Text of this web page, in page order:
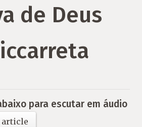
de Deus
para escutar em áudio